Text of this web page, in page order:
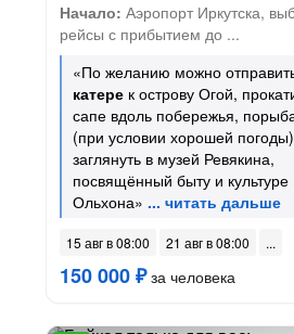
Начало: Аэропорт Иркутска,
рейсы с прибытием до ...
«По желанию можно
катере к острову Огой,
сапе вдоль побережья,
(при условии хорошей
заглянуть в музей Ревякина,
посвящённый быту и культуре
Ольхона»
15 авг в 08:00 21 авг в 08:00
150 000 ₽за человека